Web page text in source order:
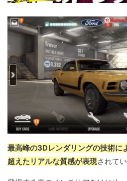
最高峰の3Dレンダリングの技術に
超えたリアルな質感が表現されてい